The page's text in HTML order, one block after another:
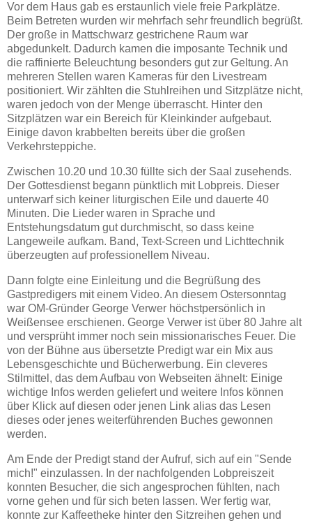
Vor dem Haus gab es erstaunlich viele freie Parkplätze.
Beim Betreten wurden wir mehrfach sehr freundlich begrüßt.
Der große in Mattschwarz gestrichene Raum war
abgedunkelt. Dadurch kamen die imposante Technik und
die raffinierte Beleuchtung besonders gut zur Geltung. An
mehreren Stellen waren Kameras für den Livestream
positioniert. Wir zählten die Stuhlreihen und Sitzplätze nicht,
waren jedoch von der Menge überrascht. Hinter den
Sitzplätzen war ein Bereich für Kleinkinder aufgebaut.
Einige davon krabbelten bereits über die großen
Verkehrsteppiche.
Zwischen 10.20 und 10.30 füllte sich der Saal zusehends.
Der Gottesdienst begann pünktlich mit Lobpreis. Dieser
unterwarf sich keiner liturgischen Eile und dauerte 40
Minuten. Die Lieder waren in Sprache und
Entstehungsdatum gut durchmischt, so dass keine
Langeweile aufkam. Band, Text-Screen und Lichttechnik
überzeugten auf professionellem Niveau.
Dann folgte eine Einleitung und die Begrüßung des
Gastpredigers mit einem Video. An diesem Ostersonntag
war OM-Gründer George Verwer höchstpersönlich in
Weißensee erschienen. George Verwer ist über 80 Jahre alt
und versprüht immer noch sein missionarisches Feuer. Die
von der Bühne aus übersetzte Predigt war ein Mix aus
Lebensgeschichte und Bücherwerbung. Ein cleveres
Stilmittel, das dem Aufbau von Webseiten ähnelt: Einige
wichtige Infos werden geliefert und weitere Infos können
über Klick auf diesen oder jenen Link alias das Lesen
dieses oder jenes weiterführenden Buches gewonnen
werden.
Am Ende der Predigt stand der Aufruf, sich auf ein "Sende
mich!" einzulassen. In der nachfolgenden Lobpreiszeit
konnten Besucher, die sich angesprochen fühlten, nach
vorne gehen und für sich beten lassen. Wer fertig war,
konnte zur Kaffeetheke hinter den Sitzreihen gehen und